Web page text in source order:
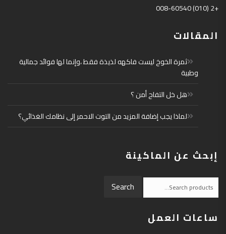
+2 (010) 008-60540
المقالات
ثمرة الخوخ ليست فاكهه لذيذة فقط ،وإنما لها فوائد جمالية
وطبية
هل خل التفاح أمن ؟
لماذا يجب إضافة المزيد من التوت الاحمر إلى نظامك الغذائي؟
إبحث عن الماكينة
Search
for:
Search
ساعات العمل